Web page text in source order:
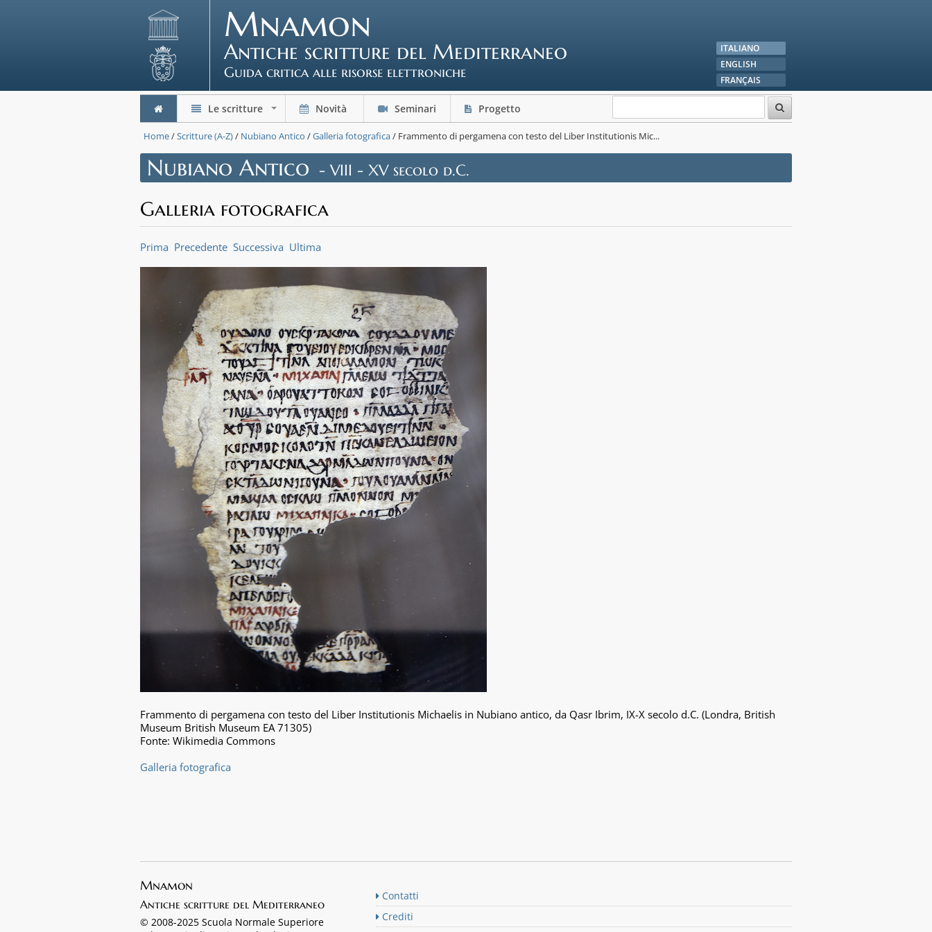
Mnamon
Antiche scritture del Mediterraneo
Guida critica alle risorse elettroniche
ITALIANO
ENGLISH
FRANÇAIS
Le scritture Novità Seminari Progetto
Home/Scritture (A-Z)/ Nubiano Antico /Galleria fotografica/ Frammento di pergamena con testo del Liber Institutionis Mic...
Nubiano Antico - VIII - XV secolo d.C.
Galleria fotografica
Prima Precedente Successiva Ultima
Frammento di pergamena con testo del Liber Institutionis Michaelis in Nubiano antico, da Qasr Ibrim, IX-X secolo d.C. (Londra, British
Museum British Museum EA 71305)
Fonte: Wikimedia Commons
Galleria fotografica
Mnamon
Antiche scritture del Mediterraneo
© 2008-2025 Scuola Normale Superiore
Contatti
Crediti